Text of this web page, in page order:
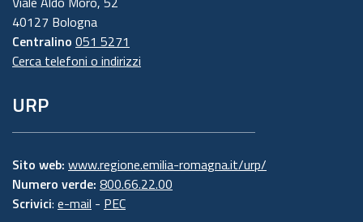
40127 Bologna
Centralino 051 5271
Cerca telefoni o indirizzi
URP
Sito web: www.regione.emilia-romagna.it/urp/
Numero verde: 800.66.22.00
Scrivici: e-mail - PEC